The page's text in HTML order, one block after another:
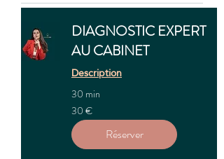
DIAGNOSTIC EXPERT
AU CABINET
Description
30 min
30
euros
30 €
Réserver